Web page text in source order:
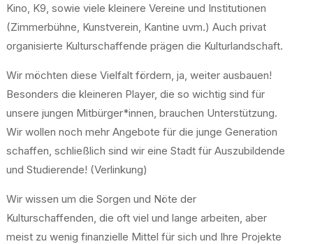
Kino, K9, sowie viele kleinere Vereine und Institutionen
(Zimmerbühne, Kunstverein, Kantine uvm.) Auch privat
organisierte Kulturschaffende prägen die Kulturlandschaft.
Wir möchten diese Vielfalt fördern, ja, weiter ausbauen!
Besonders die kleineren Player, die so wichtig sind für
unsere jungen Mitbürger*innen, brauchen Unterstützung.
Wir wollen noch mehr Angebote für die junge Generation
schaffen, schließlich sind wir eine Stadt für Auszubildende
und Studierende! (Verlinkung)
Wir wissen um die Sorgen und Nöte der
Kulturschaffenden, die oft viel und lange arbeiten, aber
meist zu wenig finanzielle Mittel für sich und Ihre Projekte